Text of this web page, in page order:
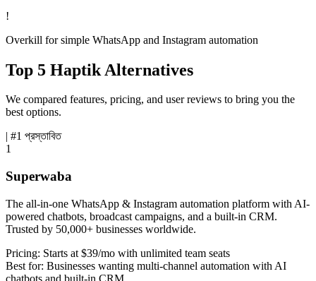
!
Overkill for simple WhatsApp and Instagram automation
Top 5 Haptik Alternatives
We compared features, pricing, and user reviews to bring you the
best options.
| #1 প্রস্তাবিত
1
Superwaba
The all-in-one WhatsApp & Instagram automation platform with AI-
powered chatbots, broadcast campaigns, and a built-in CRM.
Trusted by 50,000+ businesses worldwide.
Pricing: Starts at $39/mo with unlimited team seats
Best for: Businesses wanting multi-channel automation with AI
chatbots and built-in CRM